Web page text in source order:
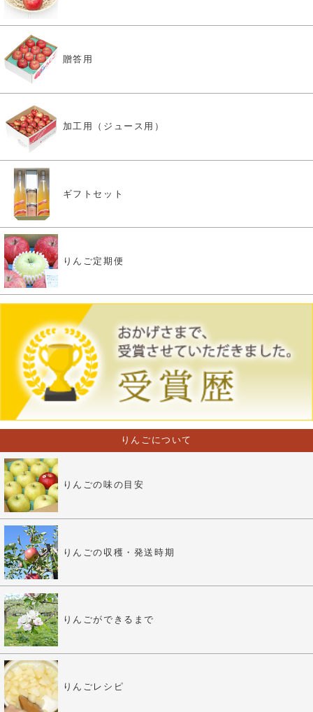
贈答用
加工用（ジュース用）
ギフトセット
りんご定期便
りんごについて
りんごの味の目安
りんごの収穫・発送時期
りんごができるまで
りんごレシピ